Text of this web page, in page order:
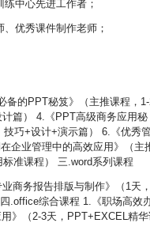
中心先进工作者；
优秀课件制作老师；
备的PPT秘笈》（主推课程，
篇） 4.《PPT高级商务应用秘
巧+设计+演示篇） 6.《优秀
企业管理中的高效应用》（主
准课程） 三.word系列课程
商务报告排版与制作》（1天
.office综合课程 1.《职场高效
》（2-3天，PPT+EXCEL精